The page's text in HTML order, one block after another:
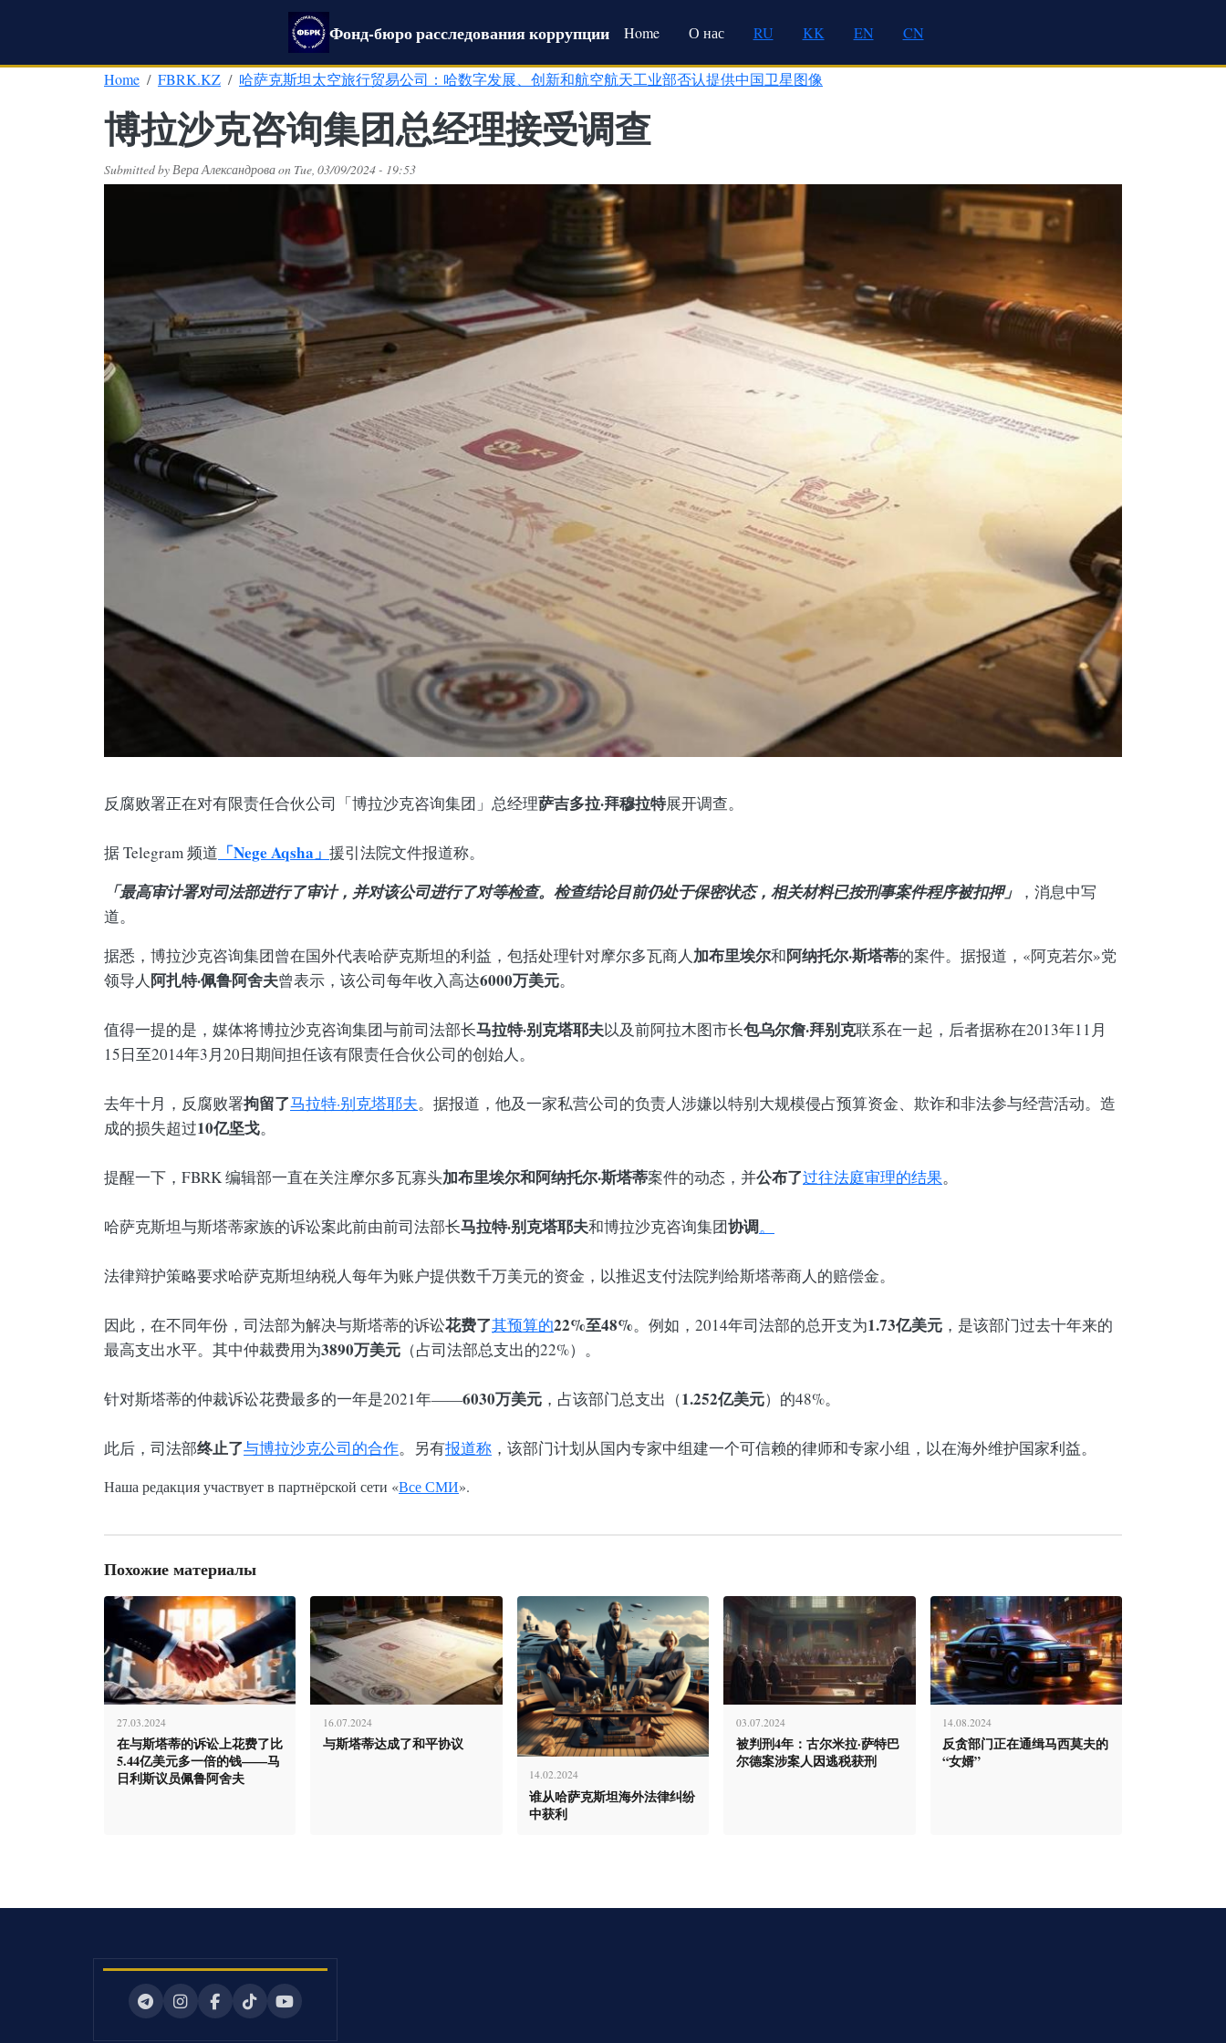
Фонд-бюро расследования коррупцииMain navigation
Home О нас RU KK EN CN
Home FBRK.KZ 哈萨克斯坦太空旅行贸易公司：哈数字发展、创新和航空航天工业部否认提供中国卫星图像
博拉沙克咨询集团总经理接受调查
Submitted byВера Александроваon Tue, 03/09/2024 - 19:53
反腐败署正在对有限责任合伙公司「博拉沙克咨询集团」总经理萨吉多拉·拜穆拉特展开调查。
据 Telegram 频道 「Nege Aqsha」 援引法院文件报道称。
「最高审计署对司法部进行了审计，并对该公司进行了对等检查。检查结论目前仍处于保密状态，相关材料已按刑事案件程序被扣押」
，消息中写
道。
据悉，博拉沙克咨询集团曾在国外代表哈萨克斯坦的利益，包括处理针对摩尔多瓦商人加布里埃尔和阿纳托尔·斯塔蒂的案件。据报道，«阿克若尔»党
领导人阿扎特·佩鲁阿舍夫曾表示，该公司每年收入高达6000万美元。
值得一提的是，媒体将博拉沙克咨询集团与前司法部长马拉特·别克塔耶夫以及前阿拉木图市长包乌尔詹·拜别克联系在一起，后者据称在2013年11月
15日至2014年3月20日期间担任该有限责任合伙公司的创始人。
去年十月，反腐败署拘留了马拉特·别克塔耶夫。据报道，他及一家私营公司的负责人涉嫌以特别大规模侵占预算资金、欺诈和非法参与经营活动。造
成的损失超过10亿坚戈。
提醒一下，FBRK 编辑部一直在关注摩尔多瓦寡头加布里埃尔和阿纳托尔·斯塔蒂案件的动态，并公布了过往法庭审理的结果。
哈萨克斯坦与斯塔蒂家族的诉讼案此前由前司法部长马拉特·别克塔耶夫和博拉沙克咨询集团协调。
法律辩护策略要求哈萨克斯坦纳税人每年为账户提供数千万美元的资金，以推迟支付法院判给斯塔蒂商人的赔偿金。
因此，在不同年份，司法部为解决与斯塔蒂的诉讼花费了其预算的22%至48%。例如，2014年司法部的总开支为1.73亿美元 ，是该部门过去十年来的
最高支出水平。其中仲裁费用为3890万美元 （占司法部总支出的22%）。
针对斯塔蒂的仲裁诉讼花费最多的一年是2021年——6030万美元 ，占该部门总支出（1.252亿美元）的48%。
此后，司法部终止了与博拉沙克公司的合作。另有报道称 ，该部门计划从国内专家中组建一个可信赖的律师和专家小组，以在海外维护国家利益。
Наша редакция участвует в партнёрской сети «Все СМИ».
Похожие материалы
27.03.2024
在与斯塔蒂的诉讼上花费了比
5.44亿美元多一倍的钱——马
日利斯议员佩鲁阿舍夫
16.07.2024
与斯塔蒂达成了和平协议
14.02.2024
谁从哈萨克斯坦海外法律纠纷
中获利
03.07.2024
被判刑4年：古尔米拉·萨特巴
尔德案涉案人因逃税获刑
14.08.2024
反贪部门正在通缉马西莫夫的
“女婿”